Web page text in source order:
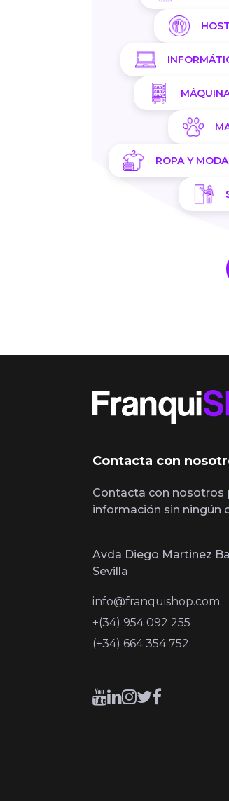
ROPA Y MODA
Contacta con
Contacta con nosotros
información sin ningún
Avda Diego Martinez
Sevilla
info@franquishop.com
+(34) 954 092 255
(+34) 664 354 752